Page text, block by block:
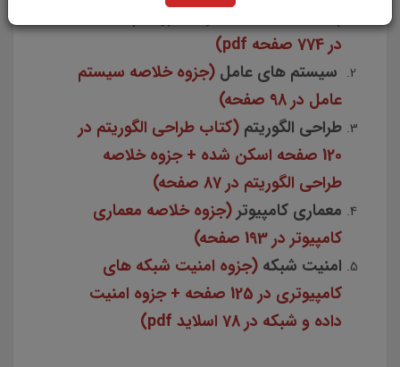
در 774 صفحه pdf)
سیستم های عامل (جزوه خلاصه سیستم
عامل در 98 صفحه)
طراحی الگوریتم (کتاب طراحی الگوریتم در
120 صفحه اسکن شده + جزوه خلاصه
طراحی الگوریتم در 87 صفحه)
معماری کامپیوتر(جزوه خلاصه معماری
کامپیوتر در 193 صفحه)
امنیت شبکه (جزوه امنیت شبکه های
کامپیوتری در 125 صفحه + جزوه امنیت
داده و شبکه در 78 اسلاید pdf)